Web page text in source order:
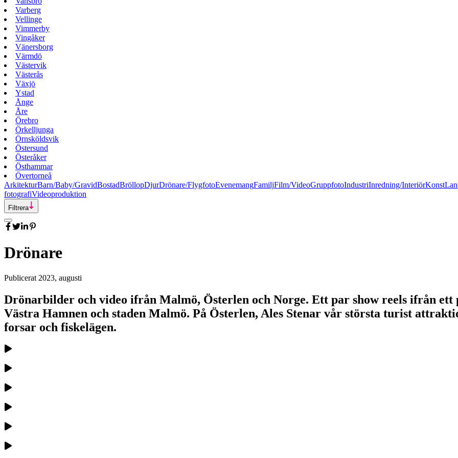
Varberg
Vellinge
Vimmerby
Vingåker
Vänersborg
Värmdö
Västervik
Västerås
Växjö
Ystad
Ånge
Åre
Örebro
Örkelljunga
Örnsköldsvik
Östersund
Österåker
Östhammar
Övertorneå
ArkitekturBarn/Baby/GravidBostadBröllopDjurDrönare/FlygfotoEvenemangFamiljFilm/VideoGruppfotoIndustriInredning/InteriörKonst
fotografiVideoproduktion
Filtrera
Drönare
Publicerat 2023, augusti
Drönarbilder och video ifrån Malmö, Österlen och Norge. Ett par show reels ifrån
Västra Hamnen och staden Malmö. På Österlen, Ales Stenar vår största turist
forsar och fiskelägen.